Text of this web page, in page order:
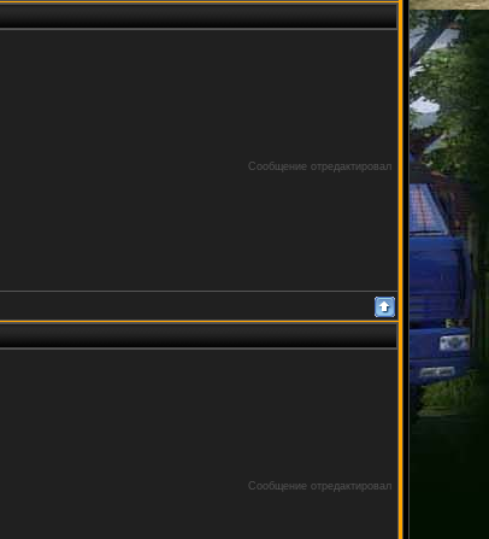
Сообщение отредактировал
Сообщение отредактировал